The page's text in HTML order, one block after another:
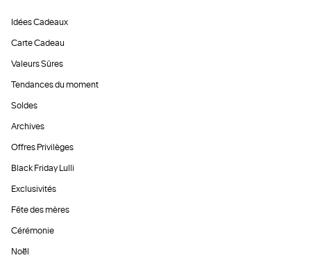
Idées Cadeaux
Carte Cadeau
Valeurs Sûres
Tendances du moment
Soldes
Archives
Offres Privilèges
Black Friday Lulli
Exclusivités
Fête des mères
Cérémonie
Noël